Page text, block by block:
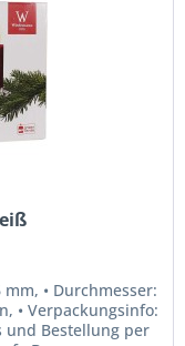
• Durchmesser:
• Verpackungsinfo:
und Bestellung per